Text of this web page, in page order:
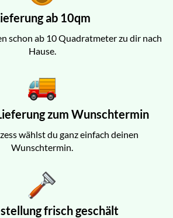
ab 10qm
schon ab 10 Quadratmeter zu dir nach
Hause.
zum Wunschtermin
wählst du ganz einfach deinen
Wunschtermin.
frisch geschält